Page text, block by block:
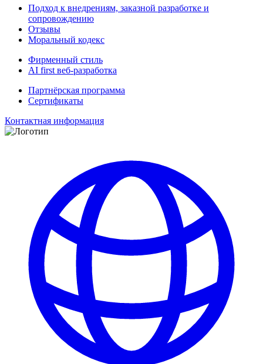
Подход к внедрениям, заказной разработке и
сопровождению
Отзывы
Моральный кодекс
Фирменный стиль
AI first веб-разработка
Партнёрская программа
Сертификаты
Контактная информация